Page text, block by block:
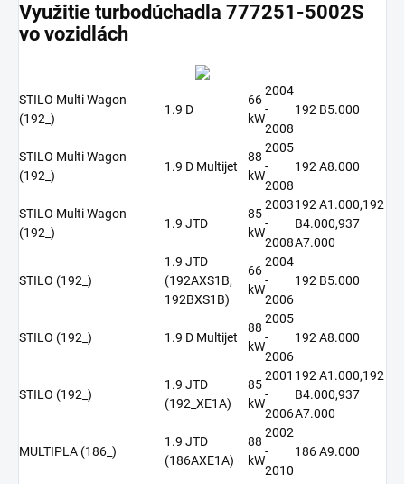
Využitie turbodúchadla 777251-5002S
vo vozidlách
STILO Multi Wagon
(192_)
1.9 D
66
kW
2004
-
2008
192 B5.000
STILO Multi Wagon
(192_)
1.9 D Multijet
88
kW
2005
-
2008
192 A8.000
STILO Multi Wagon
(192_)
1.9 JTD
85
kW
2003
-
2008
192 A1.000,192
B4.000,937
A7.000
STILO (192_)
1.9 JTD
(192AXS1B,
192BXS1B)
66
kW
2004
-
2006
192 B5.000
STILO (192_) 1.9 D Multijet
88
kW
2005
-
2006
192 A8.000
STILO (192_)
1.9 JTD
(192_XE1A)
85
kW
2001
-
2006
192 A1.000,192
B4.000,937
A7.000
MULTIPLA (186_)
1.9 JTD
(186AXE1A)
88
kW
2002
-
2010
186 A9.000